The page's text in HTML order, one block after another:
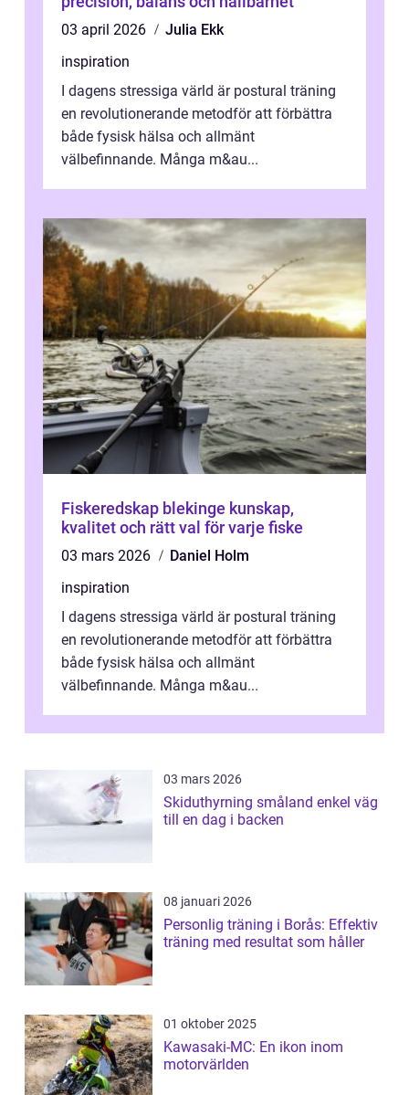
03 april 2026
Julia Ekk
inspiration
I dagens stressiga värld är postural träning
en revolutionerande metodför att förbättra
både fysisk hälsa och allmänt
välbefinnande. Många m&au...
Fiskeredskap blekinge kunskap,
kvalitet och rätt val för varje fiske
03 mars 2026
Daniel Holm
inspiration
I dagens stressiga värld är postural träning
en revolutionerande metodför att förbättra
både fysisk hälsa och allmänt
välbefinnande. Många m&au...
03 mars 2026
Skiduthyrning småland enkel väg
till en dag i backen
08 januari 2026
Personlig träning i Borås: Effektiv
träning med resultat som håller
01 oktober 2025
Kawasaki-MC: En ikon inom
motorvärlden